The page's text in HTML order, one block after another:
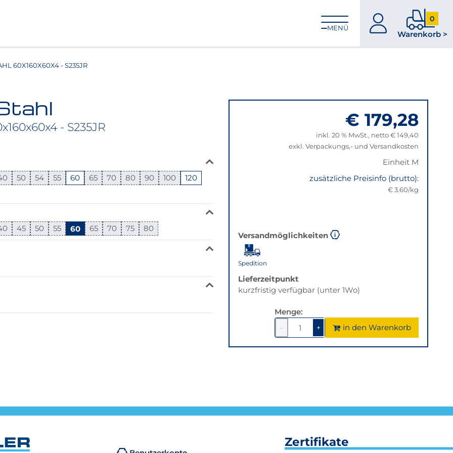
MENÜ
zum
0
Warenkorb >
0
im
60X160X60X4 - S235JR
- S235JR
50 54 55 60 65 70 80 90 100
120
45 50 55 60 65 70 75 80
€ 179,28
inkl. 20 % MwSt., netto € 149,40
exkl. Verpackungs,- und Versandkosten
Einheit M
zusätzliche Preisinfo (brutto):
€ 3.60/kg
Versandmöglichkeiten
Spedition
Lieferzeitpunkt
kurzfristig verfügbar (unter 1Wo)
Menge:
-
1
um
1
+
1
um
1
in den Warenkorb
Zertifikate